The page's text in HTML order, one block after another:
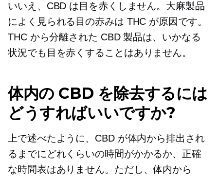
いいえ、CBD は目を赤くしません。大麻製品
によく見られる目の赤みは THC が原因です。
THC から分離された CBD 製品は、いかなる
状況でも目を赤くすることはありません。
体内の CBD を除去するには
どうすればいいですか?
上で述べたように、CBD が体内から排出され
るまでにどれくらいの時間がかかるか、正確
な時間表はありません。ただし、体内から